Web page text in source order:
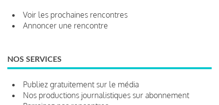
Voir les prochaines rencontres
Annoncer une rencontre
NOS SERVICES
Publiez gratuitement sur le média
Nos productions journalistiques sur abonnement